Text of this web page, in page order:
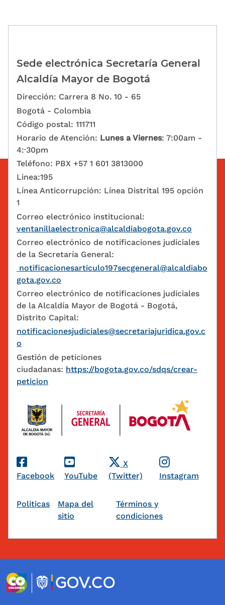
Sede electrónica Secretaría General
Alcaldía Mayor de Bogotá
Dirección: Carrera 8 No. 10 - 65
Bogotá - Colombia
Código postal: 111711
Horario de Atención: Lunes a Viernes: 7:00am -
4:·30pm
Teléfono: PBX +57 1 601 3813000
Linea:195
Línea Anticorrupción: Línea Distrital 195 opción
1
Correo electrónico institucional:
ventanillaelectronica@alcaldiabogota.gov.co
Correo electrónico de notificaciones judiciales
de la Secretaría General:
notificacionesarticulo197secgeneral@alcaldiabo
gota.gov.co
Correo electrónico de notificaciones judiciales
de la Alcaldía Mayor de Bogotá - Bogotá,
Distrito Capital:
notificacionesjudiciales@secretariajuridica.gov.c
o
Gestión de peticiones
ciudadanas: https://bogota.gov.co/sdqs/crear-
peticion
Redes Sociales
Facebook YouTube
X
(Twitter)
Instagram
Pie de página
Politicas
Mapa del
sitio
Términos y
condiciones